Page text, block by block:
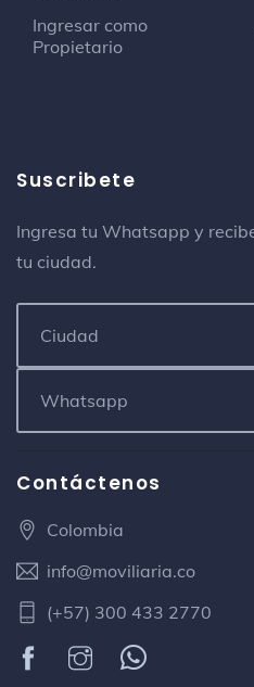
Ingresar como
Propietario
Suscribete
Ingresa tu Whatsapp y
tu ciudad.
Contáctenos
Colombia
info@moviliaria.co
(+57) 300 433 2770